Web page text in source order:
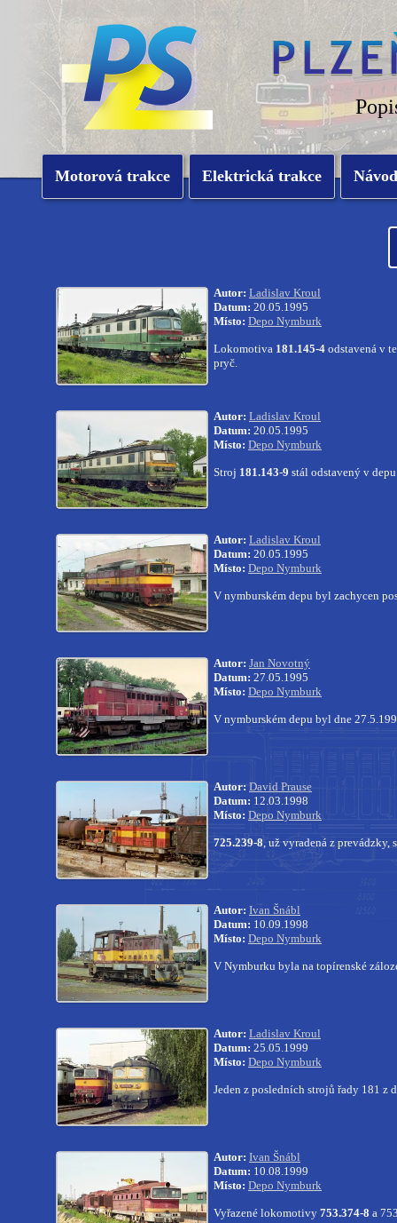
Motorová trakce Elektrická trakce
Autor: Ladislav Kroul
Datum: 20.05.1995
Místo: Depo Nymburk
Lokomotiva 181.145-4 odstavená v
pryč.
Autor: Ladislav Kroul
Datum: 20.05.1995
Místo: Depo Nymburk
Stroj 181.143-9 stál odstavený v
Autor: Ladislav Kroul
Datum: 20.05.1995
Místo: Depo Nymburk
V nymburském depu byl zachycen
Autor: Jan Novotný
Datum: 27.05.1995
Místo: Depo Nymburk
V nymburském depu byl dne
Autor: David Prause
Datum: 12.03.1998
Místo: Depo Nymburk
725.239-8, už vyradená z prevádzky,
Autor: Ivan Šnábl
Datum: 10.09.1998
Místo: Depo Nymburk
V Nymburku byla na topírenské
Autor: Ladislav Kroul
Datum: 25.05.1999
Místo: Depo Nymburk
Jeden z posledních strojů řady 181 z
Autor: Ivan Šnábl
Datum: 10.08.1999
Místo: Depo Nymburk
Vyřazené lokomotivy 753.374-8 a